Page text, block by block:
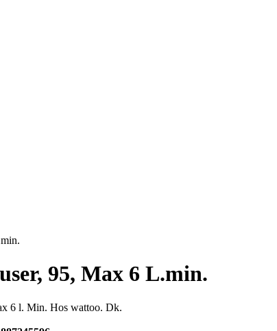
95, Max 6 L.min.
6 l. Min. Hos wattoo. Dk.